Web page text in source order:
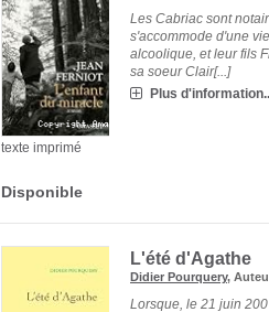
texte imprimé
Les Cabriac sont
s'accommode d'une
alcoolique, et leur fils
sa soeur Clair[...]
Plus
Disponible
L'été d'Agathe
Didier Pourquery,
Lorsque, le 21 juin